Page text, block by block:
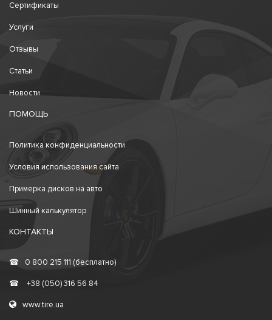
Сертификаты
Услуги
Отзывы
Статьи
Новости
ПОМОЩЬ
Политика конфиденциальности
Условия использования сайта
Примерка дисков на авто
Шинный калькулятор
КОНТАКТЫ
☎ 0 800 215 111 (бесплатно)
☎ +38 (050) 316 56 84
www.tire.ua